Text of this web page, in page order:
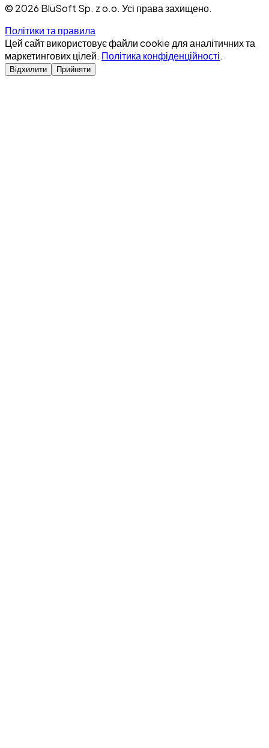
© 2026 BluSoft Sp. z o.o. Усі права захищено.
Політики та правила
Цей сайт використовує файли cookie для аналітичних та
маркетингових цілей. Політика конфіденційності.
Відхилити Прийняти